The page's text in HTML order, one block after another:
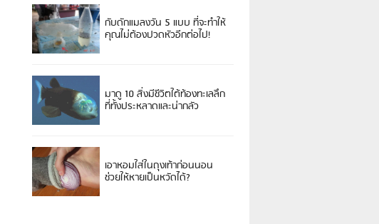
กับดักแมลงวัน 5 แบบ ที่จะทำให้
คุณไม่ต้องปวดหัวอีกต่อไป!
มาดู 10 สิ่งมีชีวิตใต้ท้องทะเลลึก
ที่ทั้งประหลาดและน่ากลัว
เอาหอมใส่ในถุงเท้าก่อนนอน
ช่วยให้หายเป็นหวัดได้?